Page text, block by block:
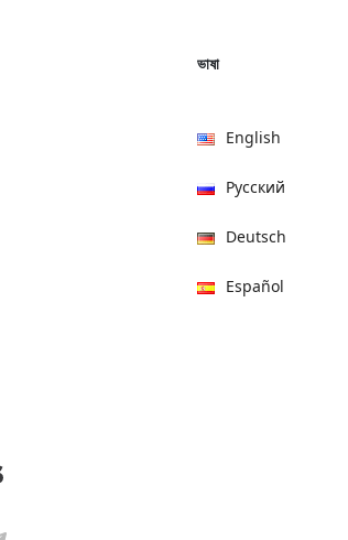
ভাষা
English
Русский
Deutsch
Español